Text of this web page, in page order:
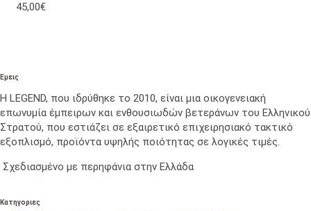
45,00€
Εμεις
Η LEGEND, που ιδρύθηκε το 2010, είναι μια οικογενειακή
επωνυμία έμπειρων και ενθουσιωδών βετεράνων του Ελληνικού
Στρατού, που εστιάζει σε εξαιρετικό επιχειρησιακό τακτικό
εξοπλισμό, προϊόντα υψηλής ποιότητας σε λογικές τιμές.
Σχεδιασμένο με περηφάνια στην Ελλάδα
Κατηγοριες